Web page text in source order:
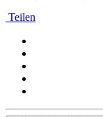
Teilen